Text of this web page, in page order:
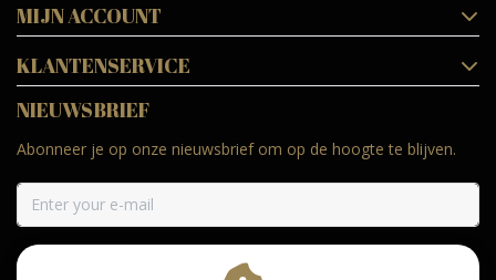
MIJN ACCOUNT
KLANTENSERVICE
NIEUWSBRIEF
Abonneer je op onze nieuwsbrief om op de hoogte te blijven.